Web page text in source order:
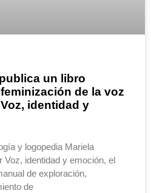
un libro
de la voz
identidad y
y logopedia Mariela
Voz, identidad y emoción, el
de exploración,
de